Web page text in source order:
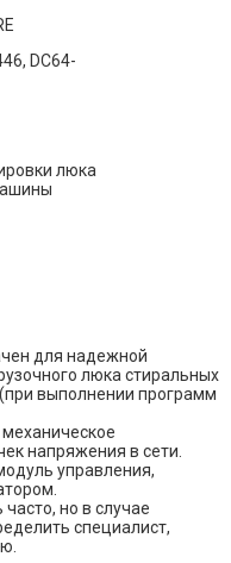
DC64-
люка
для надежной
люка стиральных
выполнении программ
напряжения в сети.
управления,
но в случае
специалист,